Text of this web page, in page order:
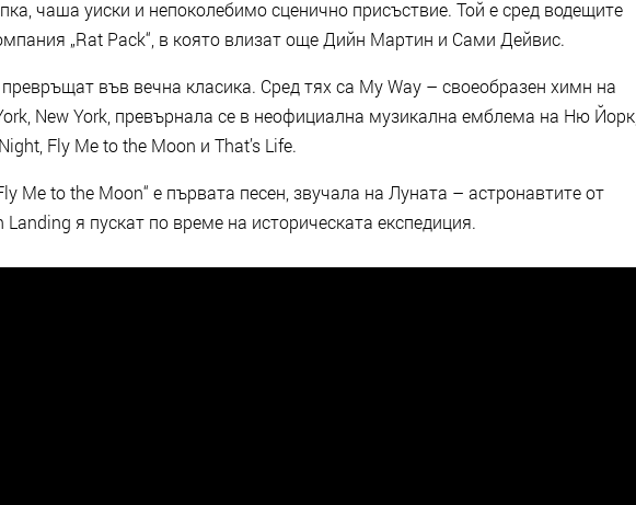
чаша уиски и непоколебимо сценично присъствие. Той е сред водещите
„Rat Pack“, в която влизат още Дийн Мартин и Сами Дейвис.
във вечна класика. Сред тях са My Way – своеобразен химн на
New York, превърнала се в неофициална музикална емблема на Ню Йорк,
Fly Me to the Moon и That’s Life.
Me to the Moon“ е първата песен, звучала на Луната – астронавтите от
я пускат по време на историческата експедиция.